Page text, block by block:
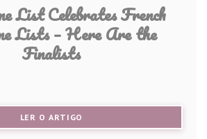
List Celebrates French
Lists – Here Are the
Finalists
LER O ARTIGO